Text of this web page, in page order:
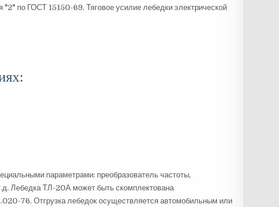
"2" по ГОСТ 15150-69. Тяговое усилие лебедки электрической
параметрами: преобразователь частоты,
Лебедка ТЛ-20А может быть скомплектована
76. Отгрузка лебедок осуществляется автомобильным или